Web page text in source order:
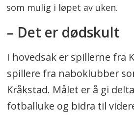
som mulig i løpet av uken.
– Det er dødskult
I hovedsak er spillerne fra
spillere fra naboklubber
Kråkstad. Målet er å gi
fotballuke og bidra til